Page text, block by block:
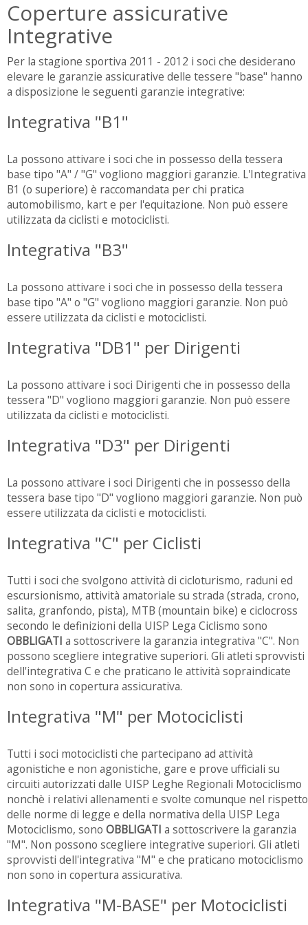
Coperture assicurative
Integrative
Per la stagione sportiva 2011 - 2012 i soci che desiderano
elevare le garanzie assicurative delle tessere "base" hanno
a disposizione le seguenti garanzie integrative:
Integrativa "B1"
La possono attivare i soci che in possesso della tessera
base tipo "A" / "G" vogliono maggiori garanzie. L'Integrativa
B1 (o superiore) è raccomandata per chi pratica
automobilismo, kart e per l'equitazione. Non può essere
utilizzata da ciclisti e motociclisti.
Integrativa "B3"
La possono attivare i soci che in possesso della tessera
base tipo "A" o "G" vogliono maggiori garanzie. Non può
essere utilizzata da ciclisti e motociclisti.
Integrativa "DB1" per Dirigenti
La possono attivare i soci Dirigenti che in possesso della
tessera "D" vogliono maggiori garanzie. Non può essere
utilizzata da ciclisti e motociclisti.
Integrativa "D3" per Dirigenti
La possono attivare i soci Dirigenti che in possesso della
tessera base tipo "D" vogliono maggiori garanzie. Non può
essere utilizzata da ciclisti e motociclisti.
Integrativa "C" per Ciclisti
Tutti i soci che svolgono attività di cicloturismo, raduni ed
escursionismo, attività amatoriale su strada (strada, crono,
salita, granfondo, pista), MTB (mountain bike) e ciclocross
secondo le definizioni della UISP Lega Ciclismo sono
OBBLIGATI a sottoscrivere la garanzia integrativa "C". Non
possono scegliere integrative superiori. Gli atleti sprovvisti
dell'integrativa C e che praticano le attività sopraindicate
non sono in copertura assicurativa.
Integrativa "M" per Motociclisti
Tutti i soci motociclisti che partecipano ad attività
agonistiche e non agonistiche, gare e prove ufficiali su
circuiti autorizzati dalle UISP Leghe Regionali Motociclismo
nonchè i relativi allenamenti e svolte comunque nel rispetto
delle norme di legge e della normativa della UISP Lega
Motociclismo, sono OBBLIGATI a sottoscrivere la garanzia
"M". Non possono scegliere integrative superiori. Gli atleti
sprovvisti dell'integrativa "M" e che praticano motociclismo
non sono in copertura assicurativa.
Integrativa "M-BASE" per Motociclisti